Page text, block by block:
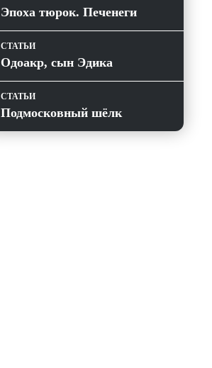
Эпоха тюрок. Печенеги
СТАТЬИ
Одоакр, сын Эдика
СТАТЬИ
Подмосковный шёлк